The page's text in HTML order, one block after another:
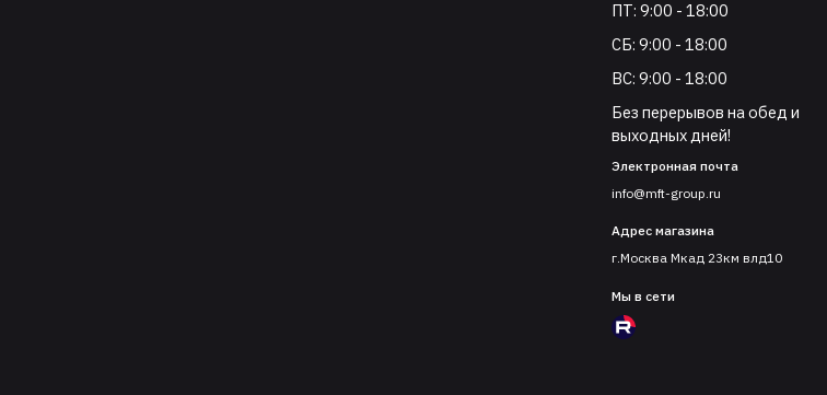
ПТ: 9:00 - 18:00
СБ: 9:00 - 18:00
ВС: 9:00 - 18:00
Без перерывов на обед и
выходных дней!
Электронная почта
info@mft-group.ru
Адрес магазина
г.Москва Мкад 23км влд10
Мы в сети